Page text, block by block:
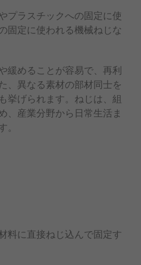
プラスチックへの固定に使
固定に使われる機械ねじな
緩めることが容易で、再利
、異なる素材の部材同士を
挙げられます。ねじは、組
、産業分野から日常生活ま
料に直接ねじ込んで固定す